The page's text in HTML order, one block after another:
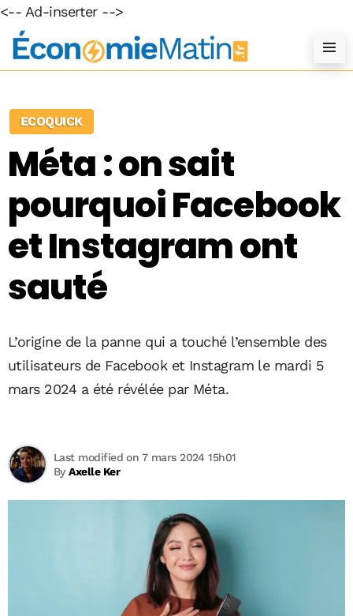
<-- Ad-inserter -->
ECOQUICK
Méta : on sait
pourquoi Facebook
et Instagram ont
sauté
L’origine de la panne qui a touché l’ensemble des
utilisateurs de Facebook et Instagram le mardi 5
mars 2024 a été révélée par Méta.
ByAxelle Ker
Last modified on 7 mars 2024 15h01